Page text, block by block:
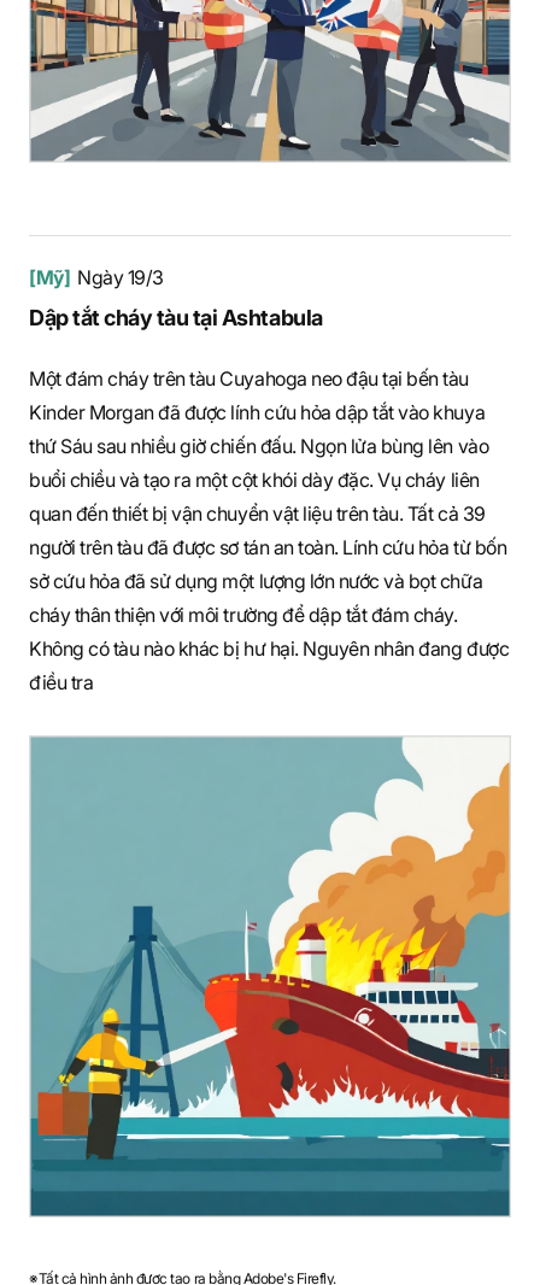
[Mỹ] Ngày 19/3
Dập tắt cháy tàu tại Ashtabula
Một đám cháy trên tàu Cuyahoga neo đậu tại bến tàu
Kinder Morgan đã được lính cứu hỏa dập tắt vào khuya
thứ Sáu sau nhiều giờ chiến đấu. Ngọn lửa bùng lên vào
buổi chiều và tạo ra một cột khói dày đặc. Vụ cháy liên
quan đến thiết bị vận chuyển vật liệu trên tàu. Tất cả 39
người trên tàu đã được sơ tán an toàn. Lính cứu hỏa từ bốn
sở cứu hỏa đã sử dụng một lượng lớn nước và bọt chữa
cháy thân thiện với môi trường để dập tắt đám cháy.
Không có tàu nào khác bị hư hại. Nguyên nhân đang được
điều tra
※Tất cả hình ảnh được tạo ra bằng Adobe's Firefly.